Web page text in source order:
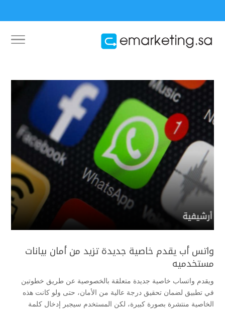
واتس أب يقدم خاصية جديدة تزيد من أمان بيانات
مستخدميه
ويقدم واتساب خاصية جديدة متعلقة بالخصوصية عن طريق خطوتين
في تطبيق لضمان تحقيق درجة عالية من الأمان، حتى ولو كانت هذه
الخاصية منتشرة بصورة كبيرة، لكن المستخدم سيجبر إدخال كلمة